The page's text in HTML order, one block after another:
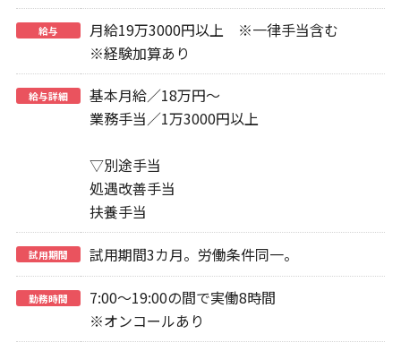
給与
月給19万3000円以上 ※一律手当含む
※経験加算あり
給与詳細
基本月給／18万円～
業務手当／1万3000円以上
▽別途手当
処遇改善手当
扶養手当
試用期間 試用期間3カ月。労働条件同一。
勤務時間
7:00～19:00の間で実働8時間
※オンコールあり